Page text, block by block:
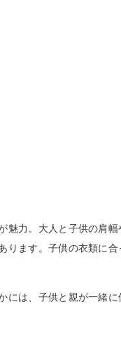
魅力。大人と子供の肩幅
ります。子供の衣類に合
には、子供と親が一緒に